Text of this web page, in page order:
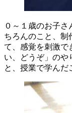
０～１歳のお子
ちろんのこと、制
て、感覚を刺激で
い、どうぞ」のや
と、授業で学んだ